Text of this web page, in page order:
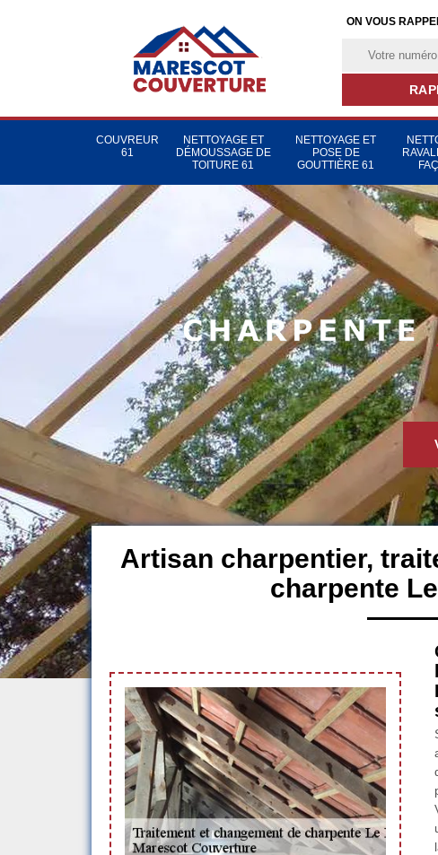
ON VOUS
COUVREUR
61
NETTOYAGE ET
DÉMOUSSAGE DE
TOITURE 61
NETTOYAGE ET
POSE DE
GOUTTIÈRE 61
Artisan charpentier,
charpente